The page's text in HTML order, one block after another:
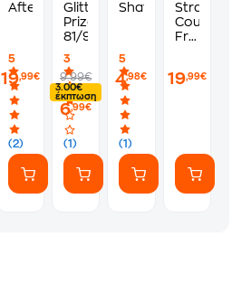
Aftermath
5
(2)
19,99€
Glittering
Prize
81/92
3
(1)
9.99€
3.00€
έκπτωση
6,99€
Shaft
5
(1)
4,98€
Strange
Cousins
From
19,99€